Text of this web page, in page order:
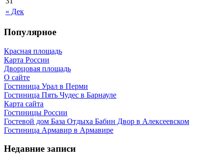
« Дек
Популярное
Красная площадь
Карта России
Дворцовая площадь
О сайте
Гостиница Урал в Перми
Гостиница Пять Чудес в Барнауле
Карта сайта
Гостиницы России
Гостевой дом База Отдыха Бабин Двор в Алексеевском
Гостиница Армавир в Армавире
Недавние записи